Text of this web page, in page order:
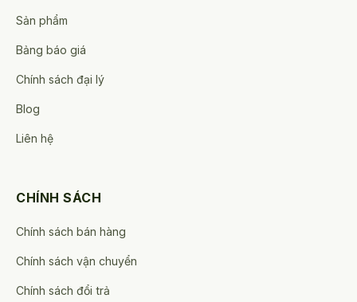
Sản phẩm
Bảng báo giá
Chính sách đại lý
Blog
Liên hệ
CHÍNH SÁCH
Chính sách bán hàng
Chính sách vận chuyển
Chính sách đổi trả